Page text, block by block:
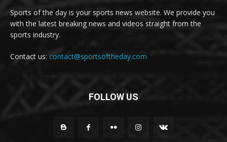
Sports of the day is your sports news website. We provide you
with the latest breaking news and videos straight from the
sports industry.
Contact us: contact@sportsoftheday.com
FOLLOW US